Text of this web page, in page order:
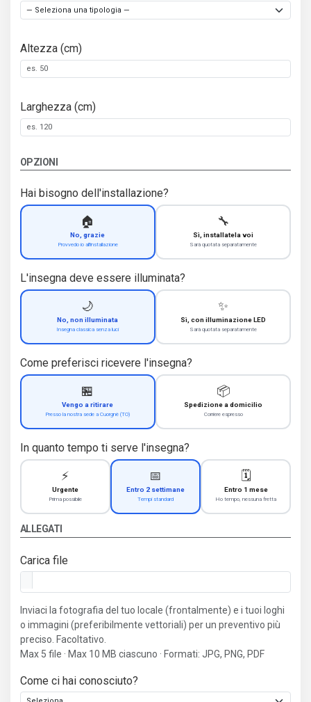
Altezza (cm)
Larghezza (cm)
OPZIONI
Hai bisogno dell'installazione?
🏠
No, grazie
Provvedo io all'installazione
🔧
Sì, installatela voi
Sarà quotata separatamente
L'insegna deve essere illuminata?
🌙
No, non illuminata
Insegna classica senza luci
✨
Sì, con illuminazione LED
Sarà quotata separatamente
Come preferisci ricevere l'insegna?
🏪
Vengo a ritirare
Presso la nostra sede a Cuorgnè (TO)
📦
Spedizione a domicilio
Corriere espresso
In quanto tempo ti serve l'insegna?
⚡
Urgente
Prima possibile
📅
Entro 2 settimane
Tempi standard
🗓️
Entro 1 mese
Ho tempo, nessuna fretta
ALLEGATI
Carica file
Inviaci la fotografia del tuo locale (frontalmente) e i tuoi loghi
o immagini (preferibilmente vettoriali) per un preventivo più
preciso. Facoltativo.
Max 5 file · Max 10 MB ciascuno · Formati: JPG, PNG, PDF
Come ci hai conosciuto?